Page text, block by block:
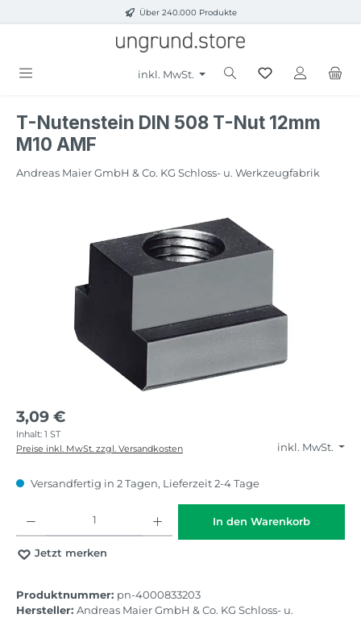
Zum Hauptinhalt springenÜber 240.000 Produkte
inkl. MwSt.
T-Nutenstein DIN 508 T-Nut 12mm
M10 AMF
Andreas Maier GmbH & Co. KG Schloss- u. Werkzeugfabrik
3,09 €
Inhalt: 1 ST
inkl. MwSt.
Preise inkl. MwSt. zzgl. Versandkosten
Versandfertig in 2 Tagen, Lieferzeit 2-4 Tage
In den Warenkorb
Jetzt merken
Produktnummer: pn-4000833203
Hersteller: Andreas Maier GmbH & Co. KG Schloss- u.